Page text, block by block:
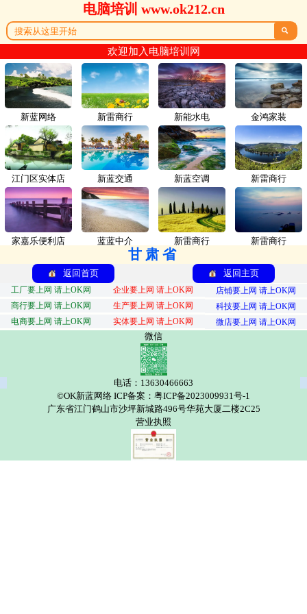
电脑培训 www.ok212.cn

欢迎加入电脑培训网
新蓝网络 新雷商行
江门区实体店 新蓝交通
家嘉乐便利店 蓝蓝中介
新能水电 金鸿家装
新蓝空调 新雷商行
新雷商行 新雷商行
甘肃省
返回首页 返回主页
工厂要上网 请上OK网 企业要上网 请上OK网
店铺要上网 请上OK网
商行要上网 请上OK网
生产要上网 请上OK网
科技要上网 请上OK网
电商要上网 请上OK网
实体要上网 请上OK网 微店要上网 请上OK网
微信
电话：13630466663
©OK新蓝网络 ICP备案：粤ICP备2023009931号-1
广东省江门鹤山市沙坪新城路496号华苑大厦二楼2C25
营业执照